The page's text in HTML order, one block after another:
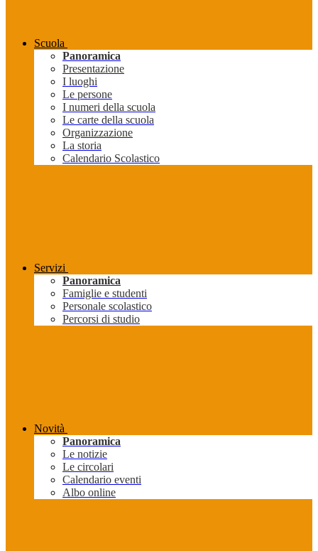
Scuola
Panoramica
Presentazione
I luoghi
Le persone
I numeri della scuola
Le carte della scuola
Organizzazione
La storia
Calendario Scolastico
Servizi
Panoramica
Famiglie e studenti
Personale scolastico
Percorsi di studio
Novità
Panoramica
Le notizie
Le circolari
Calendario eventi
Albo online